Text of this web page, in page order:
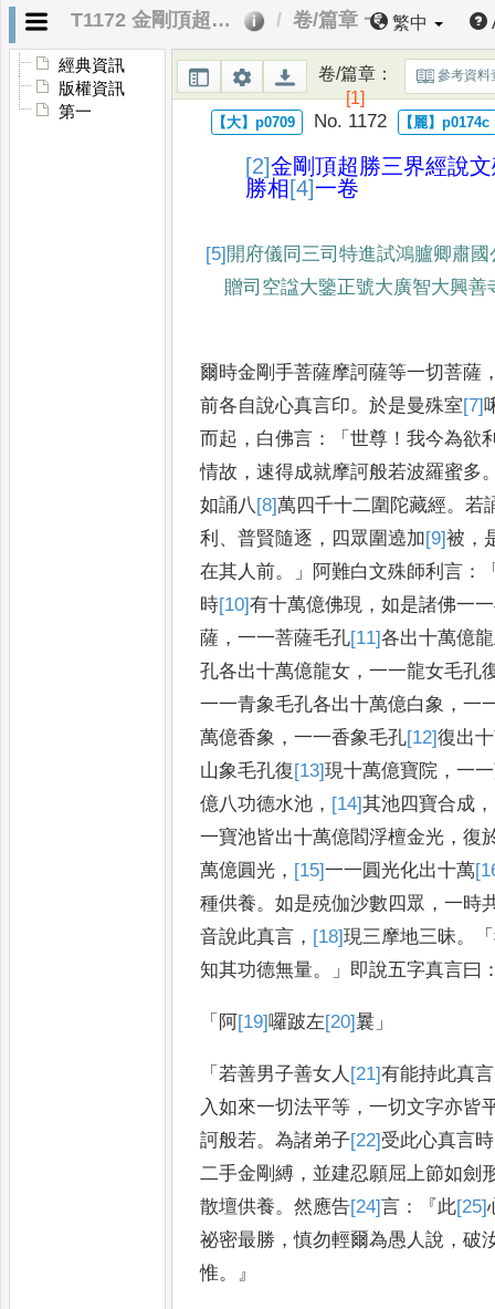
T1172 金剛頂超勝三界經說文殊五字真言勝相 卷/篇章 一 繁中
經典資訊
版權資訊
第一
卷/篇章：
[1]
參考資料
No. 1172
[2]金剛頂超勝三界經說
勝相 [4]一卷
[5] 開府儀同三司特進試鴻臚卿肅國
贈司空諡大鑒 正號大廣智大興善
爾時金剛手菩薩摩訶薩等一切菩薩
前各自說心真言印。於是曼殊室[7]
而起 ， 白佛言 ：「世尊 ！我今為欲
情故 ，速得成就摩訶般若波羅蜜多
如誦八 [8]萬四千十二圍陀藏經。若
利 、普賢隨逐 ， 四眾圍遶加[9]被 ，
在其人前。」 阿難白文殊師利言 ：
時[10]有十萬億佛現 ，如是諸佛一
薩 ，一一菩薩毛孔[11]各出十萬億
孔各出十萬億龍女 ，一一龍女毛孔
一一青象毛孔各出十萬億白象 ，一
萬億香象 ，一一香象毛孔[12]復出
山象毛孔復 [13]現十萬億寶院 ，一
億八功德水池 ， [14]其池四寶合成 ，
一寶池皆出十萬億閻浮檀金光 ，復
萬億圓光 ， [15]一一圓光化出十萬
種供養。如是殑伽沙數四眾 ，一時
音說此真言 ， [18]現三摩地三昧。「
知其功德無量。」 即說五字真言曰
「 阿 [19]囉跛左[20]曩 」
「若善男子善女人 [21]有能持此真言
入如來一切法平等 ，一切文字亦皆
訶般若。為諸弟子[22] 受此心真言時
二手金剛縛 ， 並建忍願屈上節如劍
散壇供養。然應告[24]言 ： 『 此[25]
祕密最勝 ，慎勿輕爾為愚人說 ，破
惟。』